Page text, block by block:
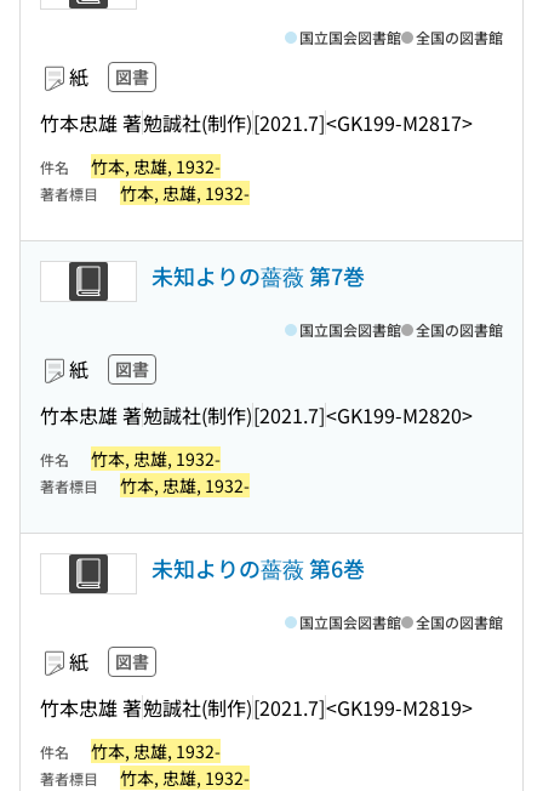
紙 図書
竹本忠雄 著勉誠社(制作)[2021.7]<GK199-M2817>
国立国会図書館 全国の図書館
件名 竹本, 忠雄, 1932-
著者標目 竹本, 忠雄, 1932-
未知よりの薔薇 第7巻
紙 図書
竹本忠雄 著勉誠社(制作)[2021.7]<GK199-M2820>
国立国会図書館 全国の図書館
件名 竹本, 忠雄, 1932-
著者標目 竹本, 忠雄, 1932-
未知よりの薔薇 第6巻
紙 図書
竹本忠雄 著勉誠社(制作)[2021.7]<GK199-M2819>
国立国会図書館 全国の図書館
件名 竹本, 忠雄, 1932-
著者標目 竹本, 忠雄, 1932-